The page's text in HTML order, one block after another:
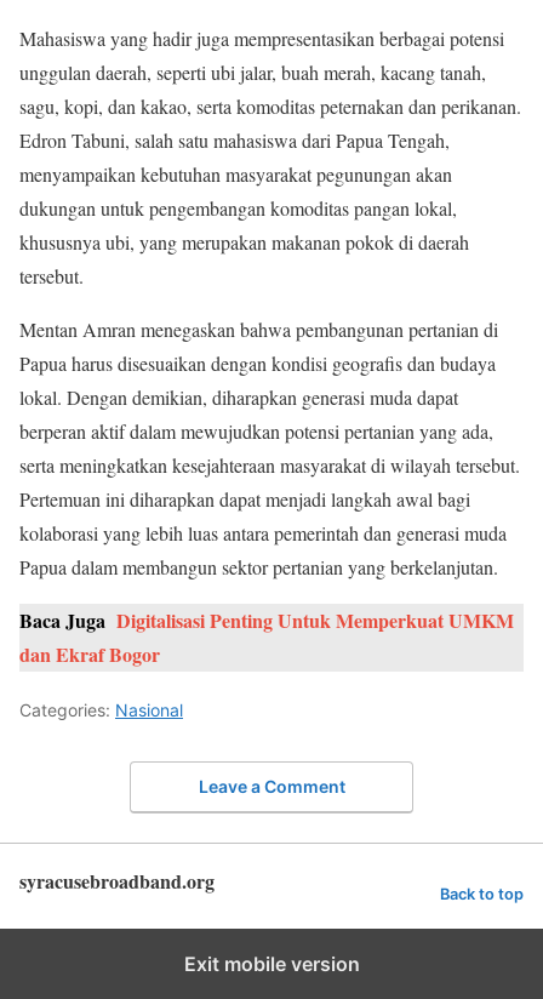
Mahasiswa yang hadir juga mempresentasikan berbagai potensi
unggulan daerah, seperti ubi jalar, buah merah, kacang tanah,
sagu, kopi, dan kakao, serta komoditas peternakan dan perikanan.
Edron Tabuni, salah satu mahasiswa dari Papua Tengah,
menyampaikan kebutuhan masyarakat pegunungan akan
dukungan untuk pengembangan komoditas pangan lokal,
khususnya ubi, yang merupakan makanan pokok di daerah
tersebut.
Mentan Amran menegaskan bahwa pembangunan pertanian di
Papua harus disesuaikan dengan kondisi geografis dan budaya
lokal. Dengan demikian, diharapkan generasi muda dapat
berperan aktif dalam mewujudkan potensi pertanian yang ada,
serta meningkatkan kesejahteraan masyarakat di wilayah tersebut.
Pertemuan ini diharapkan dapat menjadi langkah awal bagi
kolaborasi yang lebih luas antara pemerintah dan generasi muda
Papua dalam membangun sektor pertanian yang berkelanjutan.
Baca Juga Digitalisasi Penting Untuk Memperkuat UMKM
dan Ekraf Bogor
Categories: Nasional
Leave a Comment
syracusebroadband.org Back to top
Exit mobile version